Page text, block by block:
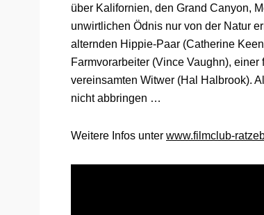
über Kalifornien, den Grand Canyon,
unwirtlichen Ödnis nur von der Natur
alternden Hippie-Paar (Catherine
Farmvorarbeiter (Vince Vaughn),
vereinsamten Witwer (Hal Halbrook).
nicht abbringen …
Weitere Infos unter www.filmclub-